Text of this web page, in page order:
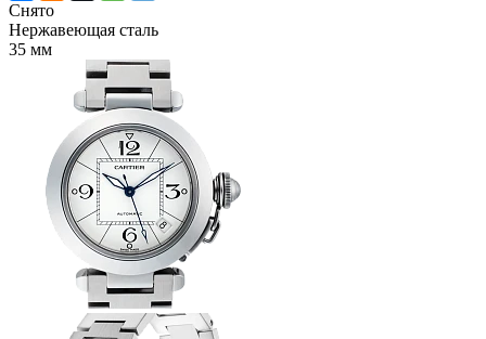
Снято
Нержавеющая сталь
35 мм